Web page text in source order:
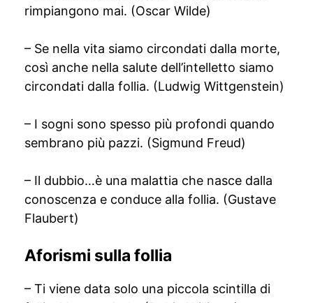
rimpiangono mai. (Oscar Wilde)
– Se nella vita siamo circondati dalla morte,
così anche nella salute dell’intelletto siamo
circondati dalla follia. (Ludwig Wittgenstein)
– I sogni sono spesso più profondi quando
sembrano più pazzi. (Sigmund Freud)
– Il dubbio…è una malattia che nasce dalla
conoscenza e conduce alla follia. (Gustave
Flaubert)
Aforismi sulla follia
– Ti viene data solo una piccola scintilla di